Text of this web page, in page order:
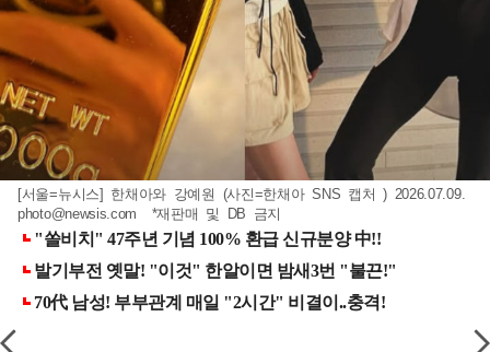
[서울=뉴시스] 한채아와 강예원 (사진=한채아 SNS 캡처 ) 2026.07.09.
photo@newsis.com *재판매 및 DB 금지